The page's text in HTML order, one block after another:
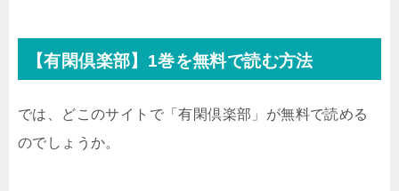
【有閑倶楽部】1巻を無料で読む方法
では、どこのサイトで「有閑倶楽部」が無料で読める
のでしょうか。